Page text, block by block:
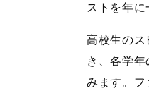
ストを年
高校生のス
き、各学
みます。フ